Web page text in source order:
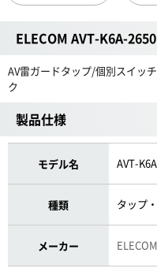
ELECOM AVT-K6A-
AV雷ガードタップ/個別スイッ
ク
製品仕様
モデル名 AVT-
種類 タップ
メーカー ELECOM